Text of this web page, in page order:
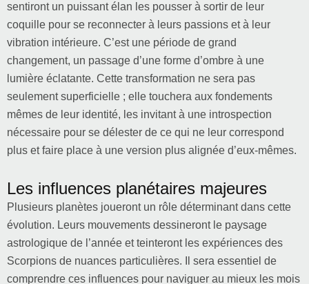
sentiront un puissant élan les pousser à sortir de leur
coquille pour se reconnecter à leurs passions et à leur
vibration intérieure. C’est une période de grand
changement, un passage d’une forme d’ombre à une
lumière éclatante. Cette transformation ne sera pas
seulement superficielle ; elle touchera aux fondements
mêmes de leur identité, les invitant à une introspection
nécessaire pour se délester de ce qui ne leur correspond
plus et faire place à une version plus alignée d’eux-mêmes.
Les influences planétaires majeures
Plusieurs planètes joueront un rôle déterminant dans cette
évolution. Leurs mouvements dessineront le paysage
astrologique de l’année et teinteront les expériences des
Scorpions de nuances particulières. Il sera essentiel de
comprendre ces influences pour naviguer au mieux les mois